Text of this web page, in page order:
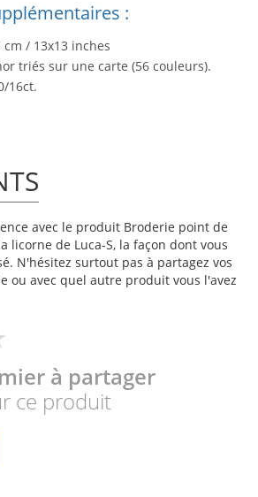
:
/ 13x13 inches
triés sur une carte (56 couleurs).
16ct.
avec le produit Broderie point de
licorne de Luca-S, la façon dont vous
N'hésitez surtout pas à partagez vos
ou avec quel autre produit vous l'avez
à partager
ce produit